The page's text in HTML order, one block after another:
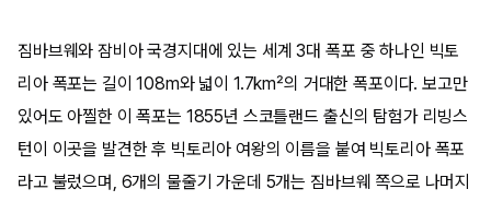
짐바브웨와 잠비아 국경지대에 있는 세계 3대 폭포 중 하나인 빅토
리아 폭포는 길이 108m와 넓이 1.7km²의 거대한 폭포이다. 보고만
있어도 아찔한 이 폭포는 1855년 스코틀랜드 출신의 탐험가 리빙스
턴이 이곳을 발견한 후 빅토리아 여왕의 이름을 붙여 빅토리아 폭포
라고 불렀으며, 6개의 물줄기 가운데 5개는 짐바브웨 쪽으로 나머지